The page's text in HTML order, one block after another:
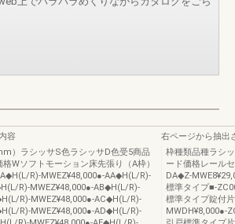
容
）ラシッサS色ラシッサD色受5商品
Wソフトモーション床先張り（A枠）
R)-MWEZ¥48,000●-AA◆H(L/R)-
R)-MWEZ¥48,000●-AB◆H(L/R)-
R)-MWEZ¥48,000●-AC◆H(L/R)-
R)-MWEZ¥48,000●-AD◆H(L/R)-
右ページから抽出
枠種類品種ラシ
ード価格レール
DA◆Z-
標準タイプ■-
標準タイプ錠付
MWDH¥8,000●-